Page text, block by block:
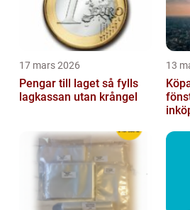
17 mars 2026
Pengar till laget så fylls
lagkassan utan krångel
13